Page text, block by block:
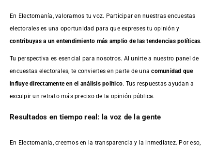
En Electomanía, valoramos tu voz. Participar en nuestras encuestas
electorales es una oportunidad para que expreses tu opinión y
contribuyas a un entendimiento más amplio de las tendencias políticas.
Tu perspectiva es esencial para nosotros. Al unirte a nuestro panel de
encuestas electorales, te conviertes en parte de unacomunidad que
influye directamente en el análisis político. Tus respuestas ayudan a
esculpir un retrato más preciso de la opinión pública.
Resultados en tiempo real: la voz de la gente
En Electomanía, creemos en la transparencia y la inmediatez. Por eso,